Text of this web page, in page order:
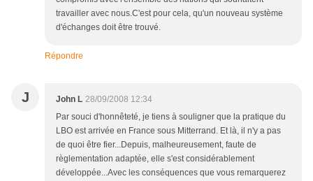
travailler avec nous.C'est pour cela, qu'un nouveau système
d'échanges doit être trouvé.
Répondre
J John L 28/09/2008 12:34
Par souci d'honnêteté, je tiens à souligner que la pratique du
LBO est arrivée en France sous Mitterrand. Et là, il n'y a pas
de quoi être fier...Depuis, malheureusement, faute de
règlementation adaptée, elle s'est considérablement
développée...Avec les conséquences que vous remarquerez